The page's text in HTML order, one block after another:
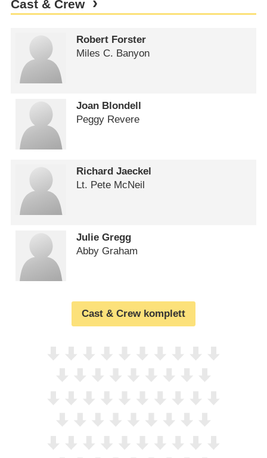
Cast & Crew
Robert Forster
Miles C. Banyon
Joan Blondell
Peggy Revere
Richard Jaeckel
Lt. Pete McNeil
Julie Gregg
Abby Graham
Cast & Crew komplett